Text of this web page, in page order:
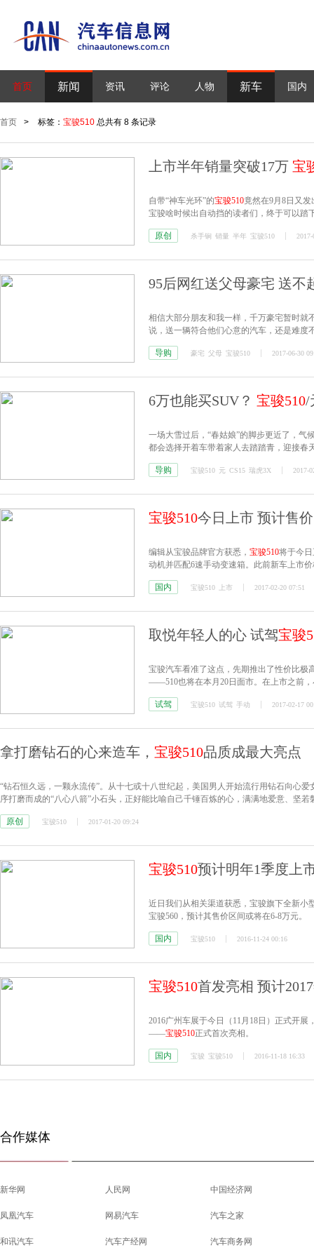
首页 新闻 资讯 评论 人物 新车 国内
首页 > 标签： 宝骏510 总共有 8 条记录
上市半年销量突破17万 宝
自带“神车光环”的宝骏510竟然在9月8日又
宝骏啥时候出自动挡的读者们，终于可以踏
原创 杀手锏 销量 半年 宝骏510
95后网红送父母豪宅 送不
相信大部分朋友和我一样，千万豪宅暂时就
说，送一辆符合他们心意的汽车，还是难度
导购
豪宅 父母 宝骏510 2017-06-30
6万也能买SUV？ 宝骏510/
一场大雪过后，“春姑娘”的脚步更近了，气
都会选择开着车带着家人去踏踏青，迎接春
荐。
导购 宝骏510 元 CS15 瑞虎3X 2017-
宝骏510今日上市 预计售
编辑从宝骏品牌官方获悉， 宝骏510将于今
动机并匹配6速手动变速箱。此前新车上市
国内 宝骏510 上市 2017-02-20 07:51
取悦年轻人的心 试驾宝骏
宝骏汽车看准了这点，先期推出了性价比极
——510也将在本月20日面市。在上市之前
试驾
宝骏510 试驾 手动 2017-02-17
拿打磨钻石的心来造车， 宝骏510品质成最大亮点
“钻石恒久远，一颗永流传”。从十七或十八世纪起，美国男人开始流行用钻石向心
序打磨而成的“八心八箭”小石头，正好能比喻自己千锤百炼的心，满满地爱意、坚若
原创 宝骏510 2017-01-20 09:24
宝骏510预计明年1季度上
近日我们从相关渠道获悉，宝骏旗下全新
宝骏560，预计其售价区间或将在6-8万元。
国内 宝骏510 2016-11-24 00:16
宝骏510首发亮相 预计
2016广州车展于今日（11月18日）正式开
——宝骏510正式首次亮相。
国内 宝骏 宝骏510 2016-11-18 16:33
合作媒体
新华网 人民网 中国经济网
凤凰汽车 网易汽车 汽车之家
和讯汽车 汽车产经网 汽车商务网